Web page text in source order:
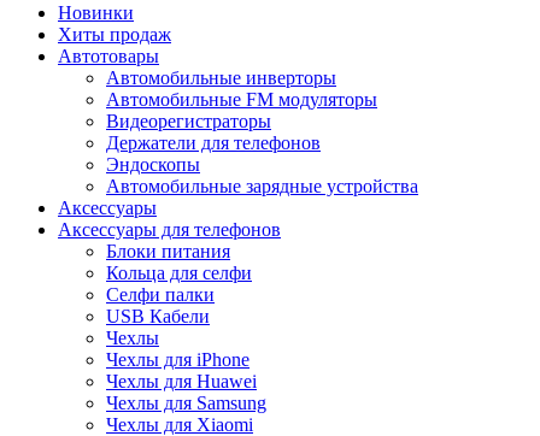
Новинки
Хиты продаж
Автотовары
Автомобильные инверторы
Автомобильные FM модуляторы
Видеорегистраторы
Держатели для телефонов
Эндоскопы
Автомобильные зарядные устройства
Аксессуары
Аксессуары для телефонов
Блоки питания
Кольца для селфи
Селфи палки
USB Кабели
Чехлы
Чехлы для iPhone
Чехлы для Huawei
Чехлы для Samsung
Чехлы для Xiaomi